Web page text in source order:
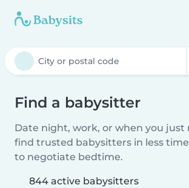
Find a babysitter
Date night, work, or when you just
find trusted babysitters in less
to negotiate bedtime.
844 active babysitters